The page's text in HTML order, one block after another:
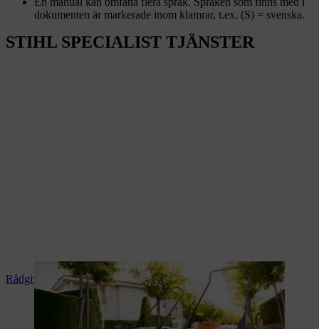
dokumenten är markerade inom klamrar, t.ex. (S) = svenska.
STIHL SPECIALIST TJÄNSTER
Rådgivning och produktanvisningar